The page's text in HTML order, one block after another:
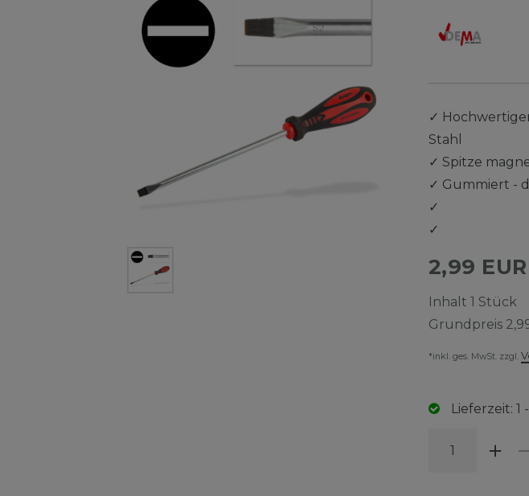
✓
Stahl
✓ Spitze
✓ Gummiert -
✓
✓
2,99
Inhalt 1 Stück
Grundpreis
*inkl. ges. MwSt. zzgl.
Lieferzeit: 1